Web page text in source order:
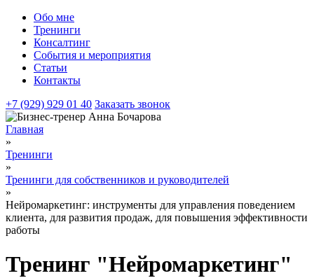
Обо мне
Тренинги
Консалтинг
События и мероприятия
Статьи
Контакты
+7 (929) 929 01 40 Заказать звонок
Главная
»
Тренинги
»
Тренинги для собственников и руководителей
»
Нейромаркетинг: инструменты для управления поведением
клиента, для развития продаж, для повышения эффективности
работы
Тренинг "Нейромаркетинг"